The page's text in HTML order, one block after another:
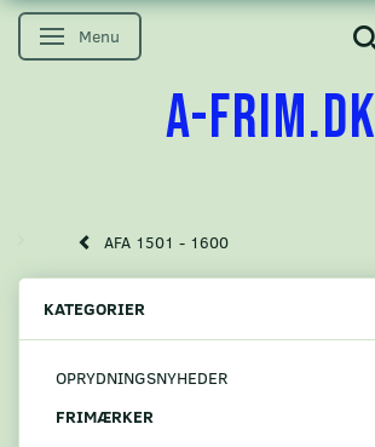
Skifte navigation
Menu
A-FRIM.DK
AFA 1501 - 1600
KATEGORIER
OPRYDNINGSNYHEDER
FRIMÆRKER